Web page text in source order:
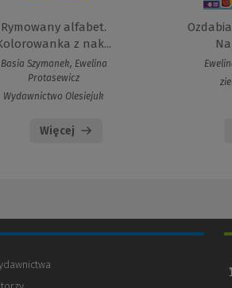
Rymowany alfabet.
z nak...
Basia Szymanek, Ewelina
Protasewicz
Wydawnictwo Olesiejuk
Więcej